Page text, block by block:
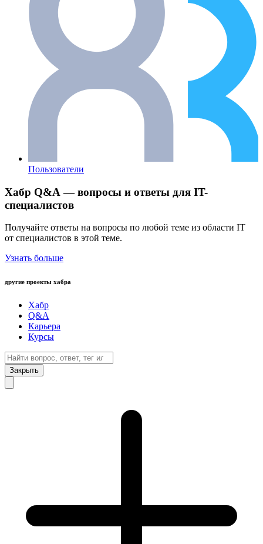
Пользователи
Хабр Q&A — вопросы и ответы для IT-
специалистов
Получайте ответы на вопросы по любой теме из области IT
от специалистов в этой теме.
Узнать больше
другие проекты хабра
Хабр
Q&A
Карьера
Курсы
Закрыть